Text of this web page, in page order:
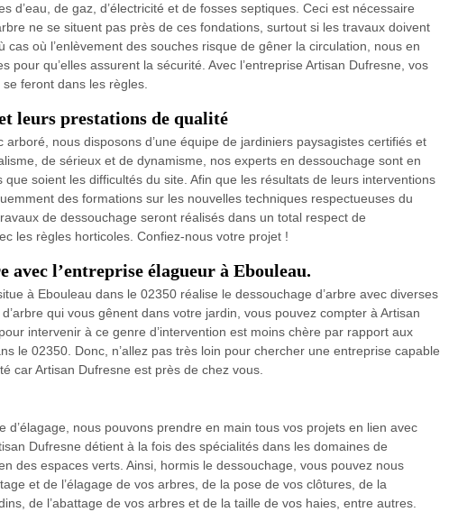
d’eau, de gaz, d’électricité et de fosses septiques. Ceci est nécessaire
ne se situent pas près de ces fondations, surtout si les travaux doivent
où l’enlèvement des souches risque de gêner la circulation, nous en
pour qu’elles assurent la sécurité. Avec l’entreprise Artisan Dufresne, vos
feront dans les règles.
leurs prestations de qualité
arboré, nous disposons d’une équipe de jardiniers paysagistes certifiés et
de sérieux et de dynamisme, nos experts en dessouchage sont en
soient les difficultés du site. Afin que les résultats de leurs interventions
des formations sur les nouvelles techniques respectueuses du
de dessouchage seront réalisés dans un total respect de
les règles horticoles. Confiez-nous votre projet !
avec l’entreprise élagueur à Ebouleau.
à Ebouleau dans le 02350 réalise le dessouchage d’arbre avec diverses
qui vous gênent dans votre jardin, vous pouvez compter à Artisan
intervenir à ce genre d’intervention est moins chère par rapport aux
le 02350. Donc, n’allez pas très loin pour chercher une entreprise capable
car Artisan Dufresne est près de chez vous.
d’élagage, nous pouvons prendre en main tous vos projets en lien avec
Dufresne détient à la fois des spécialités dans les domaines de
des espaces verts. Ainsi, hormis le dessouchage, vous pouvez nous
et de l’élagage de vos arbres, de la pose de vos clôtures, de la
de l’abattage de vos arbres et de la taille de vos haies, entre autres.